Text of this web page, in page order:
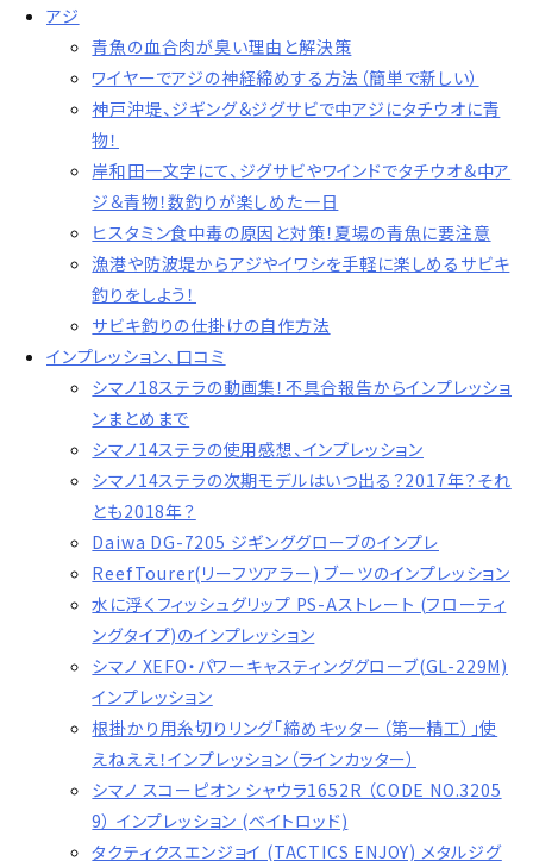
アジ
青魚の血合肉が臭い理由と解決策
ワイヤーでアジの神経締めする方法（簡単で新しい）
神戸沖堤、ジギング＆ジグサビで中アジにタチウオに青
物！
岸和田一文字にて、ジグサビやワインドでタチウオ＆中ア
ジ＆青物！数釣りが楽しめた一日
ヒスタミン食中毒の原因と対策！夏場の青魚に要注意
漁港や防波堤からアジやイワシを手軽に楽しめるサビキ
釣りをしよう！
サビキ釣りの仕掛けの自作方法
インプレッション、口コミ
シマノ18ステラの動画集！不具合報告からインプレッショ
ンまとめまで
シマノ14ステラの使用感想、インプレッション
シマノ14ステラの次期モデルはいつ出る？2017年？それ
とも2018年？
Daiwa DG-7205 ジギンググローブのインプレ
ReefTourer(リーフツアラー) ブーツのインプレッション
水に浮くフィッシュグリップ PS-Aストレート (フローティ
ングタイプ)のインプレッション
シマノ XEFO・パワーキャスティンググローブ(GL-229M)
インプレッション
根掛かり用糸切りリング「締めキッター（第一精工）」使
えねええ！インプレッション（ラインカッター）
シマノ スコーピオン シャウラ1652R （CODE NO.3205
9） インプレッション (ベイトロッド)
タクティクスエンジョイ (TACTICS ENJOY) メタルジグ